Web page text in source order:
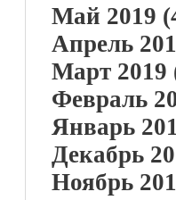
Май 2019
Апрель
Март 2019
Февраль
Январь
Декабрь
Ноябрь